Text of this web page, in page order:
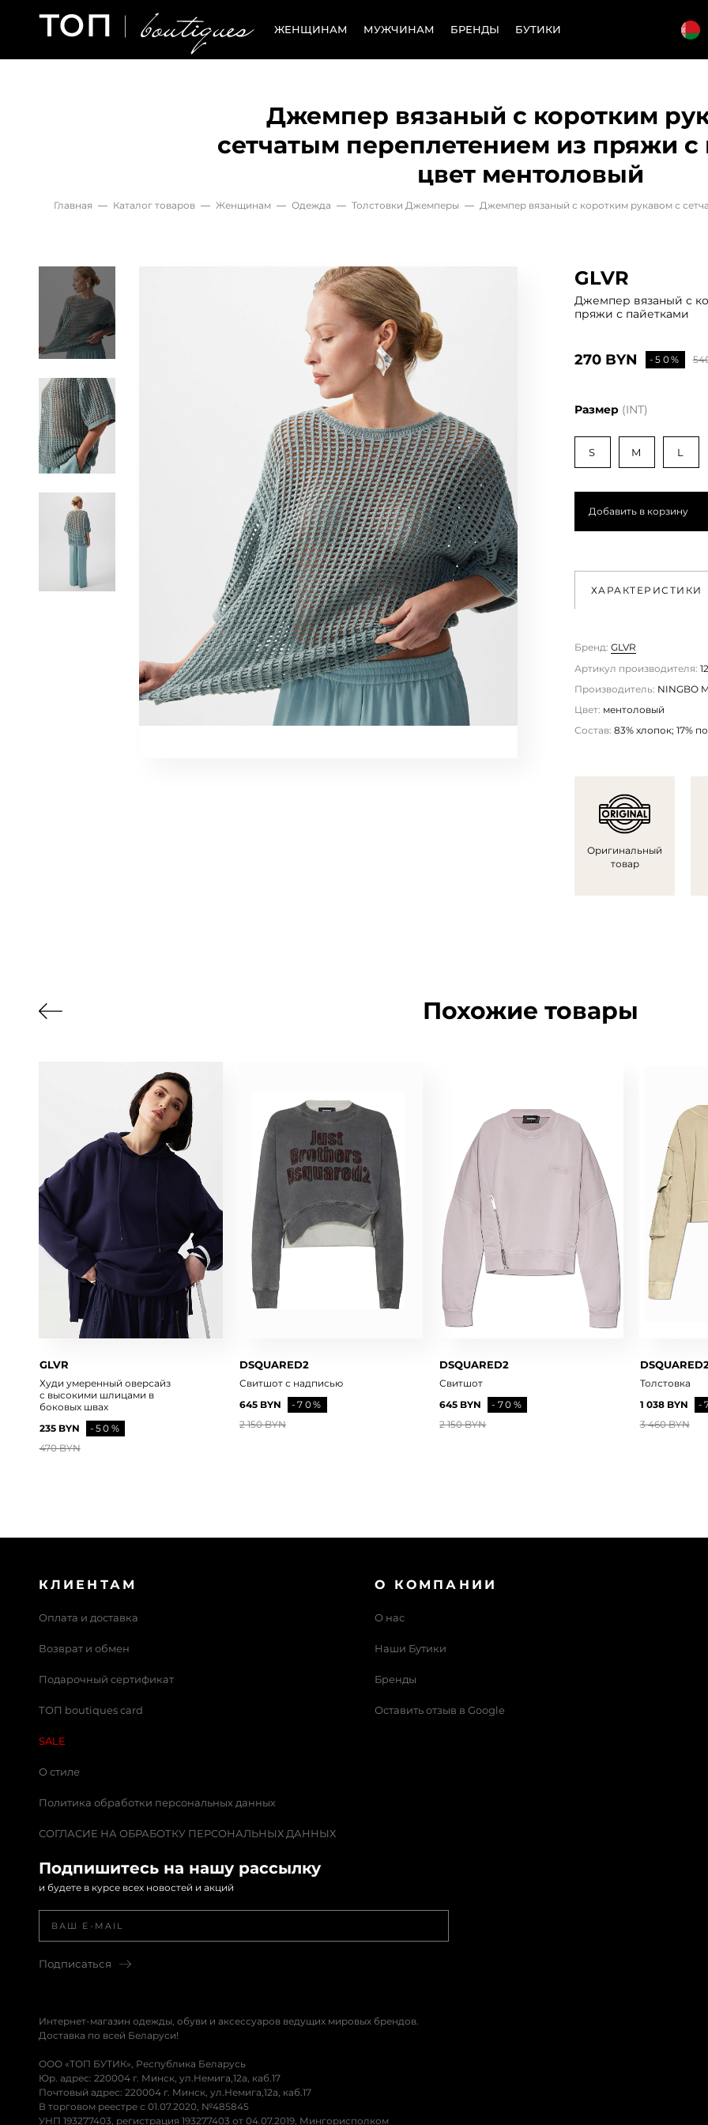
ЖЕНЩИНАМ МУЖЧИНАМ БРЕНДЫ БУТИКИ
Джемпер вязаный с коротким
сетчатым переплетением из пряжи с
цвет ментоловый
Главная — Каталог товаров — Женщинам — Одежда — Толстовки Джемперы — Джемпер вязаный с коротким рукавом с
GLVR
Джемпер вязаный с
пряжи с пайетками
270 BYN -50%
Размер (INT)
S M L
Добавить в корзину
ХАРАКТЕРИСТИКИ
Бренд: GLVR
Артикул производителя:
Производитель: NINGBO
Цвет: ментоловый
Состав: 83% хлопок; 17%
Оригинальный
товар
Похожие товары
GLVR
Худи умеренный оверсайз
с высокими шлицами в
боковых швах
235 BYN
-50%
470 BYN
DSQUARED2
Свитшот с надписью
645 BYN
-70%
2 150 BYN
DSQUARED2
Свитшот
645 BYN
-70%
2 150 BYN
Толстовка
1 038 BYN
-
3 460 BYN
КЛИЕНТАМ
Оплата и доставка
Возврат и обмен
Подарочный сертификат
ТОП boutiques card
SALE
О стиле
Политика обработки персональных данных
СОГЛАСИЕ НА ОБРАБОТКУ ПЕРСОНАЛЬНЫХ ДАННЫХ
О КОМПАНИИ
О нас
Наши Бутики
Бренды
Оставить отзыв в Google
Подпишитесь на нашу рассылку
и будете в курсе всех новостей и акций
Подписаться
Интернет-магазин одежды, обуви и аксессуаров ведущих мировых брендов.
Доставка по всей Беларуси!
ООО «ТОП БУТИК», Республика Беларусь
Юр. адрес: 220004 г. Минск, ул.Немига,12а, каб.17
Почтовый адрес: 220004 г. Минск, ул.Немига,12а, каб.17
В торговом реестре с 01.07.2020, №485845
УНП 193277403, регистрация 193277403 от 04.07.2019, Мингорисполком